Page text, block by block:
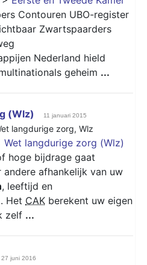
Contouren UBO-register
Zwartspaarders
Nederland hield
geheim ...
(Wlz) 11 januari 2015
langdurige zorg, Wlz
Wet langdurige zorg (Wlz)
hoge bijdrage gaat
afhankelijk van uw
, leeftijd en
Het CAK berekent uw eigen
zelf ...
27 juni 2016